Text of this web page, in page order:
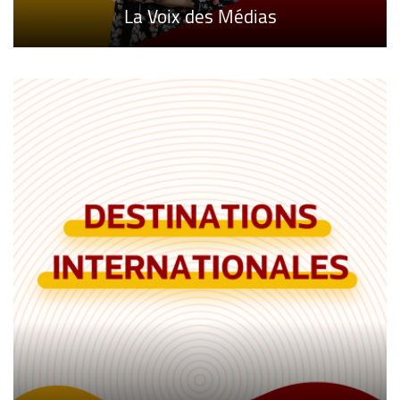
La Voix des Médias
Les Chemins du Savoir et de la Spiritualité
Cyber Securite